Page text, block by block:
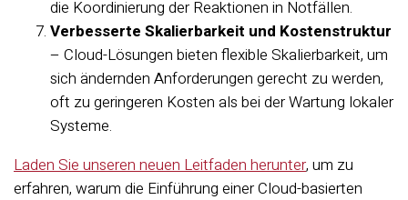
die Koordinierung der Reaktionen in Notfällen.
Verbesserte Skalierbarkeit und Kostenstruktur
– Cloud-Lösungen bieten flexible Skalierbarkeit, um
sich ändernden Anforderungen gerecht zu werden,
oft zu geringeren Kosten als bei der Wartung lokaler
Systeme.
Laden Sie unseren neuen Leitfaden herunter, um zu
erfahren, warum die Einführung einer Cloud-basierten